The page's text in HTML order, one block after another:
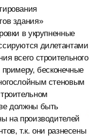
здания»
в укрупненные
дилетантами
всего строительного
бесконечные
стеновым
должны быть
на производителей
т.к. они разнесены